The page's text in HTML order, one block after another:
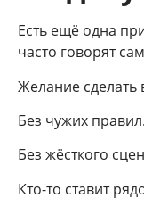
Есть ещё одна
часто говорят
Желание сделать
Без чужих правил.
Без жёсткого
Кто-то ставит